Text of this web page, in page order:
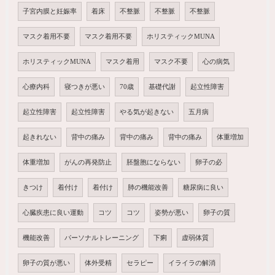
子宮内膜と妊娠率 着床 不整脈 不整脈 不整脈
マスク着用不要 マスク着用不要 ホリスティックMUNA
ホリスティックMUNA マスク着用 マスク不要 心の病気
心療内科 寝つきが悪い 70歳 基礎代謝 起立性障害
起立性障害 起立性障害 やる気が起きない 五月病
起きれない 背中の痛み 背中の痛み 背中の痛み 体重増加
体重増加 がんの再発防止 胚盤胞にならない 卵子の必
きつけ 着付け 着付け 肺の機能改善 糖尿病に良い
心臓疾患に良い運動 コツ コツ 姿勢が悪い 卵子の質
機能改善 パーソナルトレーニング 下痢 虚弱体質
卵子の質が悪い 体外受精 セラピー イライラの解消